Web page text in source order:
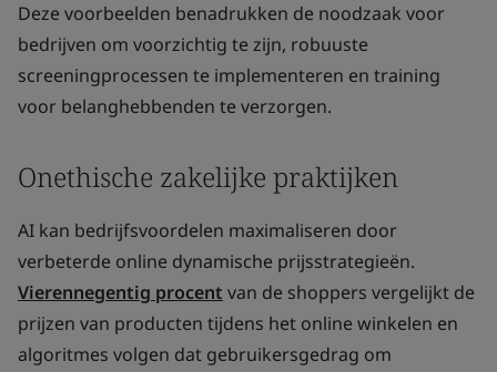
Deze voorbeelden benadrukken de noodzaak voor
bedrijven om voorzichtig te zijn, robuuste
screeningprocessen te implementeren en training
voor belanghebbenden te verzorgen.
Onethische zakelijke praktijken
AI kan bedrijfsvoordelen maximaliseren door
verbeterde online dynamische prijsstrategieën.
Vierennegentig procent van de shoppers vergelijkt de
prijzen van producten tijdens het online winkelen en
algoritmes volgen dat gebruikersgedrag om